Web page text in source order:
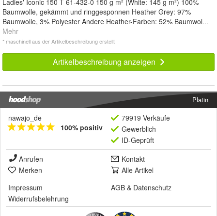
Baumwolle, gekämmt und ringgesponnen Heather Grey: 97%
Baumwolle, 3% Polyester Andere Heather-Farben: 52% Baumwol...
Mehr
* maschinell aus der Artikelbeschreibung erstellt
Artikelbeschreibung anzeigen
Platin
nawajo_de
100% positiv
79919 Verkäufe
Gewerblich
ID-Geprüft
Anrufen
Kontakt
Merken
Alle Artikel
Impressum
AGB & Datenschutz
Widerrufsbelehrung